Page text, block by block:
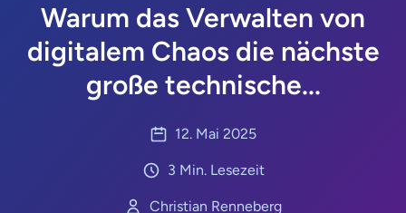
Warum das Verwalten von
digitalem Chaos die nächste
große technische...
12. Mai 2025
3 Min. Lesezeit
Christian Renneberg